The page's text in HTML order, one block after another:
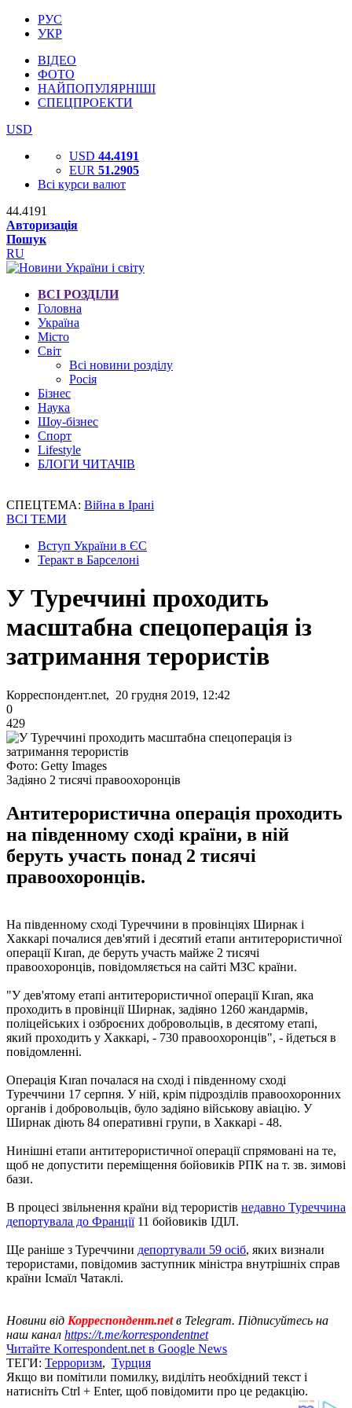
РУС
УКР
ВІДЕО
ФОТО
НАЙПОПУЛЯРНІШІ
СПЕЦПРОЕКТИ
USD
USD 44.4191
EUR 51.2905
Всі курси валют
44.4191
Авторизація
Пошук
RU
ВСІ РОЗДІЛИ
Головна
Україна
Місто
Світ
Всі новини розділу
Росія
Бізнес
Наука
Шоу-бізнес
Спорт
Lifestyle
БЛОГИ ЧИТАЧІВ
СПЕЦТЕМА: Війна в Ірані
ВСІ ТЕМИ
Вступ України в ЄС
Теракт в Барселоні
У Туреччині проходить
масштабна спецоперація із
затримання терористів
Корреспондент.net, 20 грудня 2019, 12:42
0
429
Фото: Getty Images
Задіяно 2 тисячі правоохоронців
Антитерористична операція проходить
на південному сході країни, в ній
беруть участь понад 2 тисячі
правоохоронців.
На південному сході Туреччини в провінціях Ширнак і
Хаккарі почалися дев'ятий і десятий етапи антитерористичної
операції Kıran, де беруть участь майже 2 тисячі
правоохоронців, повідомляється на сайті МЗС країни.
"У дев'ятому етапі антитерористичної операції Kıran, яка
проходить в провінції Ширнак, задіяно 1260 жандармів,
поліцейських і озброєних добровольців, в десятому етапі,
який проходить у Хаккарі, - 730 правоохоронців", - йдеться в
повідомленні.
Операція Kıran почалася на сході і південному сході
Туреччини 17 серпня. У ній, крім підрозділів правоохоронних
органів і добровольців, було задіяно військову авіацію. У
Ширнак діють 84 оперативні групи, в Хаккарі - 48.
Нинішні етапи антитерористичної операції спрямовані на те,
щоб не допустити переміщення бойовиків РПК на т. зв. зимові
бази.
В процесі звільнення країни від терористів недавно Туреччина
депортувала до Франції11 бойовиків ІДІЛ.
Ще раніше з Туреччини депортували 59 осіб, яких визнали
терористами, повідомив заступник міністра внутрішніх справ
країни Ісмаїл Чатаклі.
Новини від Корреспондент.netв Telegram. Підписуйтесь на
наш канал https://t.me/korrespondentnet
Читайте Korrespondent.net в Google News
ТЕГИ: Терроризм, Турция
Якщо ви помітили помилку, виділіть необхідний текст і
натисніть Ctrl + Enter, щоб повідомити про це редакцію.